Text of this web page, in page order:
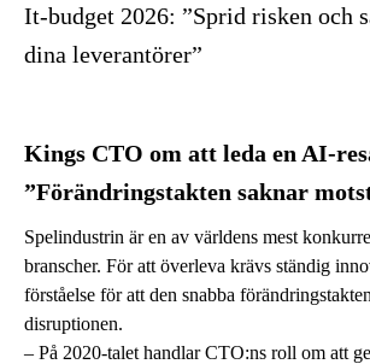
It-budget 2026: ”Sprid risken och
dina leverantörer”
Kings CTO om att leda en AI-
”Förändringstakten saknar
Spelindustrin är en av världens mest
branscher. För att överleva krävs ständig
förståelse för att den snabba
disruptionen.
– På 2020-talet handlar CTO:ns roll om att